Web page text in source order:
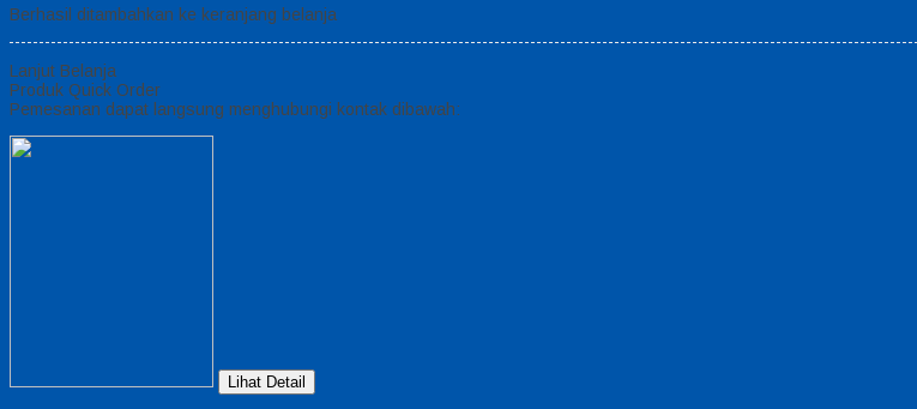
Berhasil ditambahkan ke keranjang belanja
Lanjut Belanja
Produk Quick Order
Pemesanan dapat langsung menghubungi kontak dibawah:
Lihat Detail